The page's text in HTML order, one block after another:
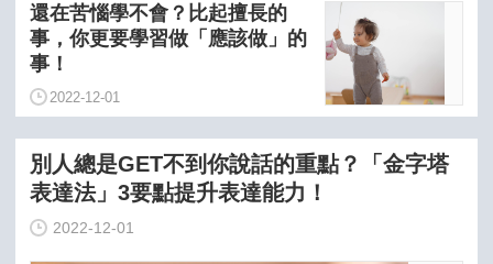
還在苦惱學不會？比起擅長的
事，你更要學習做「應該做」的
事！
2022-12-01
別人總是GET不到你說話的重點？「金字塔
表達法」3要點提升表達能力！
2022-12-01